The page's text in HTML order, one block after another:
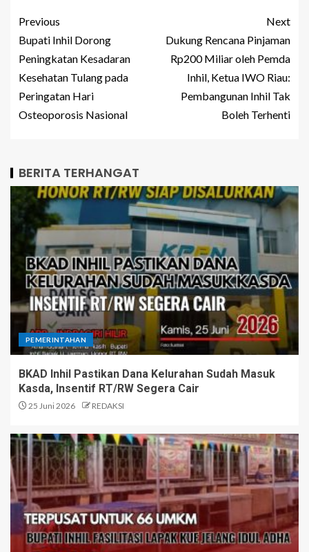
Previous
Bupati Inhil Dorong
Peningkatan Kesadaran
Kesehatan Tulang pada
Peringatan Hari
Osteoporosis Nasional
Next
Dukung Rencana Pinjaman
Rp200 Miliar oleh Pemda
Inhil, Ketua IWO Riau:
Pembangunan Inhil Tak
Boleh Terhenti
BERITA TERHANGAT
PEMERINTAHAN
BKAD Inhil Pastikan Dana Kelurahan Sudah Masuk
Kasda, Insentif RT/RW Segera Cair
25 Juni 2026 REDAKSI